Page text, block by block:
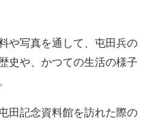
や写真を通して、屯田兵の
史や、かつての生活の様子
田記念資料館を訪れた際の